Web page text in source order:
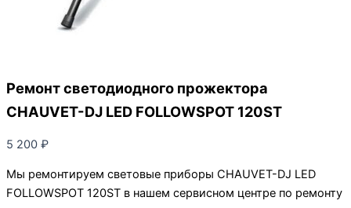
Ремонт светодиодного прожектора
CHAUVET-DJ LED FOLLOWSPOT 120ST
5 200 ₽
Мы ремонтируем световые приборы CHAUVET-DJ LED
FOLLOWSPOT 120ST в нашем сервисном центре по ремонту